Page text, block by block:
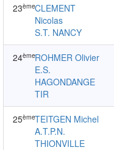
23èmeCLEMENT
Nicolas
S.T. NANCY
24èmeROHMER Olivier
E.S.
HAGONDANGE
TIR
25èmeTEITGEN Michel
A.T.P.N.
THIONVILLE